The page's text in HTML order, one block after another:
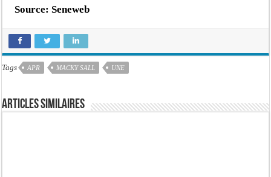
Source: Seneweb
Tags APR MACKY SALL UNE
Articles similaires